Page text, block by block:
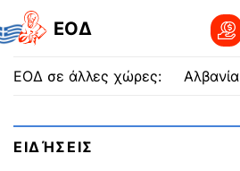
EOΔ
ΕΟΔ σε άλλες χώρες: Αλβανία
ΕΙΔΉΣΕΙΣ